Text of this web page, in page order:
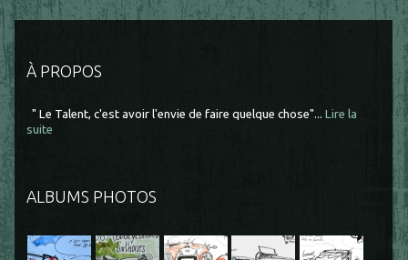
À PROPOS
" Le Talent, c'est avoir l'envie de faire quelque chose"... Lire la
suite
ALBUMS PHOTOS